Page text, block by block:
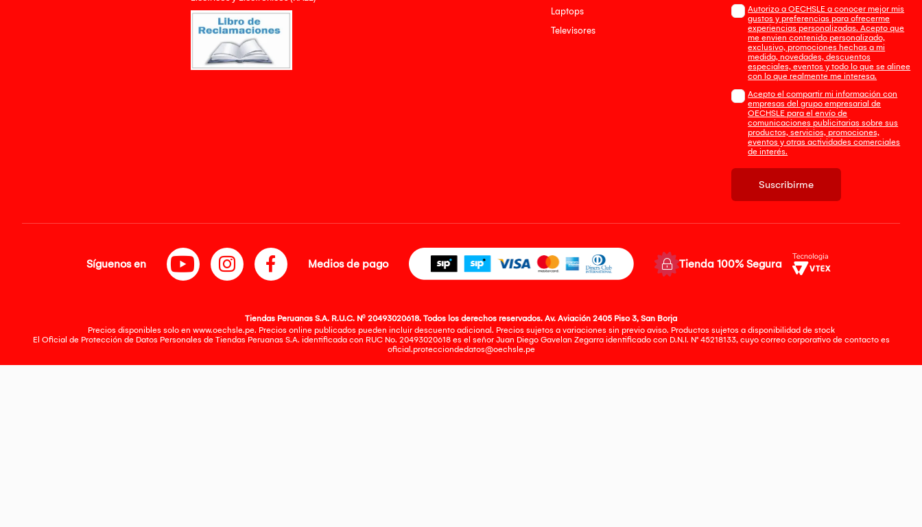
Laptops
Televisores
Autorizo a OECHSLE a conocer mejor mis
gustos y preferencias para ofrecerme
experiencias personalizadas. Acepto que
me envien contenido personalizado,
exclusivo, promociones hechas a mi
medida, novedades, descuentos
especiales, eventos y todo lo que se alinee
con lo que realmente me interesa.
Acepto el compartir mi información con
empresas del grupo empresarial de
OECHSLE para el envío de
comunicaciones publicitarias sobre sus
productos, servicios, promociones,
eventos y otras actividades comerciales
de interés.
Suscribirme
Síguenos en Medios de pago Tienda 100% Segura
Tiendas Peruanas S.A. R.U.C. Nº 20493020618. Todos los derechos reservados. Av. Aviación 2405 Piso 3, San Borja
Precios disponibles solo en www.oechsle.pe. Precios online publicados pueden incluir descuento adicional. Precios sujetos a variaciones sin previo aviso. Productos sujetos a disponibilidad de stock
El Oficial de Protección de Datos Personales de Tiendas Peruanas S.A. identificada con RUC No. 20493020618 es el señor Juan Diego Gavelan Zegarra identificado con D.N.I. N° 45218133, cuyo correo corporativo de contacto es
oficial.protecciondedatos@oechsle.pe